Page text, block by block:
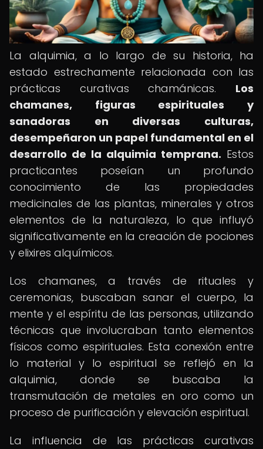
La alquimia, a lo largo de su historia, ha
estado estrechamente relacionada con las
prácticas curativas chamánicas. Los
chamanes, figuras espirituales y
sanadoras en diversas culturas,
desempeñaron un papel fundamental en el
desarrollo de la alquimia temprana. Estos
practicantes poseían un profundo
conocimiento de las propiedades
medicinales de las plantas, minerales y otros
elementos de la naturaleza, lo que influyó
significativamente en la creación de pociones
y elixires alquímicos.
Los chamanes, a través de rituales y
ceremonias, buscaban sanar el cuerpo, la
mente y el espíritu de las personas, utilizando
técnicas que involucraban tanto elementos
físicos como espirituales. Esta conexión entre
lo material y lo espiritual se reflejó en la
alquimia, donde se buscaba la
transmutación de metales en oro como un
proceso de purificación y elevación espiritual.
La influencia de las prácticas curativas